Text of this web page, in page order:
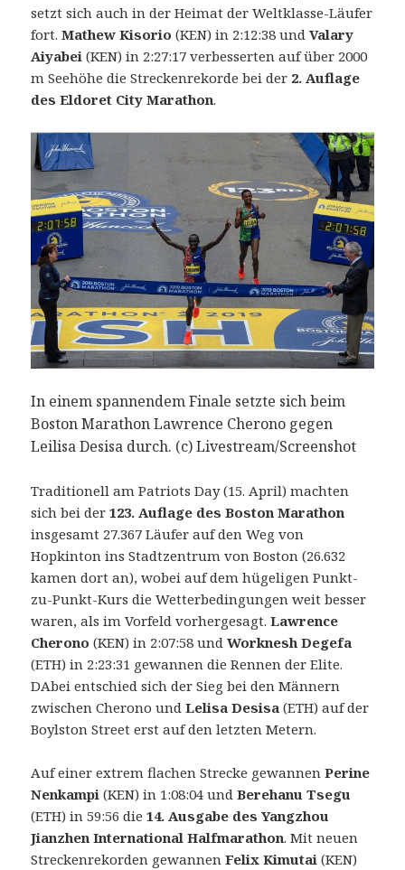
setzt sich auch in der Heimat der Weltklasse-Läufer
fort. Mathew Kisorio (KEN) in 2:12:38 undValary
Aiyabei (KEN) in 2:27:17 verbesserten auf über 2000
m Seehöhe die Streckenrekorde bei der 2. Auflage
des Eldoret City Marathon.
2nd
Eldoret
City
Marathon
am
21.
April
2019:
Mathew
Kisorio
und
Aiyabai
laufen
Streckenrekorde
In einem spannendem Finale setzte sich beim
Boston Marathon Lawrence Cherono gegen
Leilisa Desisa durch. (c) Livestream/Screenshot
Traditionell am Patriots Day (15. April) machten
sich bei der123. Auflage des Boston Marathon
insgesamt 27.367Läufer auf den Weg von
Hopkinton ins Stadtzentrum von Boston (26.632
kamen dort an), wobei auf dem hügeligen Punkt-
zu-Punkt-Kurs die Wetterbedingungen weit besser
waren, als im Vorfeld vorhergesagt.Lawrence
Cherono (KEN) in 2:07:58 undWorknesh Degefa
(ETH) in 2:23:31 gewannen die Rennen der Elite.
DAbei entschied sich der Sieg bei den Männern
zwischen Cherono undLelisa Desisa (ETH) auf der
Boylston Street erst auf den letzten Metern.
2nd
Eldoret
City
Marathon
am
Auf einer extrem flachen Strecke gewannen Perine
Nenkampi (KEN) in 1:08:04 undBerehanu Tsegu
(ETH) in 59:56 die14. Ausgabe des Yangzhou
Jianzhen International Halfmarathon. Mit neuen
Streckenrekorden gewannenFelix Kimutai (KEN)